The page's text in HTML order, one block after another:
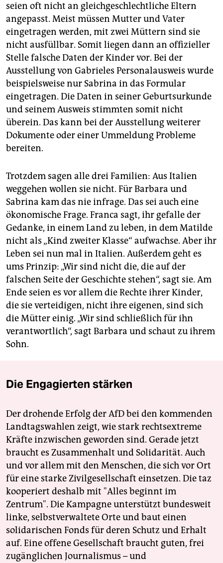
seien oft nicht an gleichgeschlechtliche Eltern
angepasst. Meist müssen Mutter und Vater
eingetragen werden, mit zwei Müttern sind sie
nicht ausfüllbar. Somit liegen dann an offizieller
Stelle falsche Daten der Kinder vor. Bei der
Ausstellung von Gabrieles Personalausweis wurde
beispielsweise nur Sabrina in das Formular
eingetragen. Die Daten in seiner Geburtsurkunde
und seinem Ausweis stimmten somit nicht
überein. Das kann bei der Ausstellung weiterer
Dokumente oder einer Ummeldung Probleme
bereiten.
Trotzdem sagen alle drei Familien: Aus Italien
weggehen wollen sie nicht. Für Barbara und
Sabrina kam das nie infrage. Das sei auch eine
ökonomische Frage. Franca sagt, ihr gefalle der
Gedanke, in einem Land zu leben, in dem Matilde
nicht als „Kind zweiter Klasse“ aufwachse. Aber ihr
Leben sei nun mal in Italien. Außerdem geht es
ums Prinzip: „Wir sind nicht die, die auf der
falschen Seite der Geschichte stehen“, sagt sie. Am
Ende seien es vor allem die Rechte ihrer Kinder,
die sie verteidigen, nicht ihre eigenen, sind sich
die Mütter einig. „Wir sind schließlich für ihn
verantwortlich“, sagt Barbara und schaut zu ihrem
Sohn.
Die Engagierten stärken
Der drohende Erfolg der AfD bei den kommenden
Landtagswahlen zeigt, wie stark rechtsextreme
Kräfte inzwischen geworden sind. Gerade jetzt
braucht es Zusammenhalt und Solidarität. Auch
und vor allem mit den Menschen, die sich vor Ort
für eine starke Zivilgesellschaft einsetzen. Die taz
kooperiert deshalb mit "Alles beginnt im
Zentrum". Die Kampagne unterstützt bundesweit
linke, selbstverwaltete Orte und baut einen
solidarischen Fonds für deren Schutz und Erhalt
auf. Eine offene Gesellschaft braucht guten, frei
zugänglichen Journalismus – und